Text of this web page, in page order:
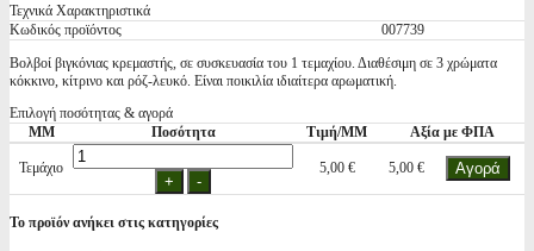
Τεχνικά Χαρακτηριστικά
Κωδικός προϊόντος
007739
Βολβοί βιγκόνιας κρεμαστής, σε συσκευασία του 1 τεμαχίου. Διαθέσιμη σε 3 χρώματα
κόκκινο, κίτρινο και ρόζ-λευκό. Είναι ποικιλία ιδιαίτερα αρωματική.
Επιλογή ποσότητας & αγορά
ΜΜ
Ποσότητα Τιμή/ΜΜ Αξία με ΦΠΑ
Τεμάχιο 5,00 € 5,00 €
Το προϊόν ανήκει στις κατηγορίες